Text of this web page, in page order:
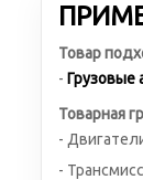
Товар
- Грузовые
Товарная
-
-